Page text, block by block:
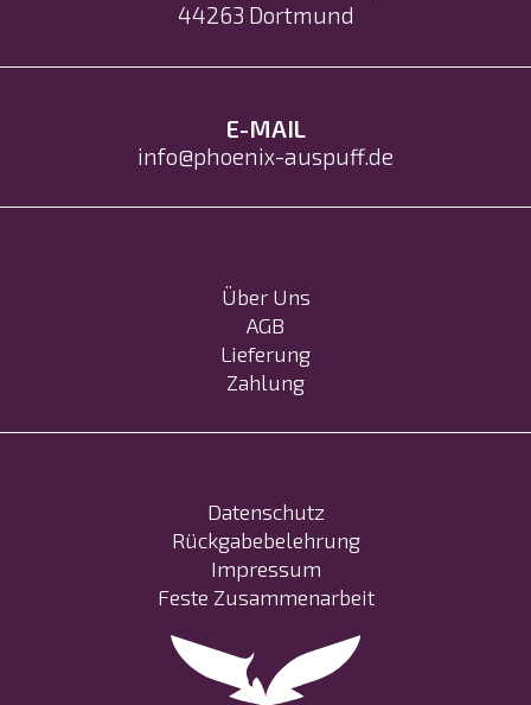
44263 Dortmund
E-MAIL
info@phoenix-auspuff.de
Über Uns
AGB
Lieferung
Zahlung
Datenschutz
Rückgabebelehrung
Impressum
Feste Zusammenarbeit